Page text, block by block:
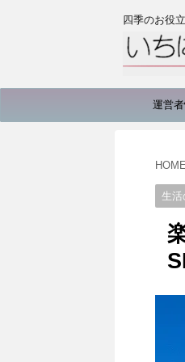
四季のお役
運営
HOME
生活